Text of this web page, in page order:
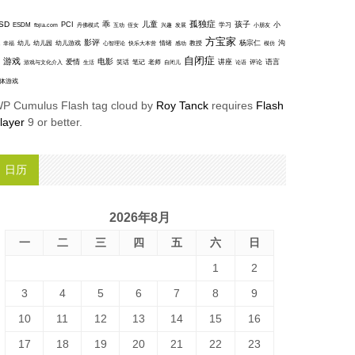
ESDM fbjia.com PCI 丹佛模式 乖 互动 侄女 儿童 兴趣 发展 孤独症 学习 孩子 小朋友 小
幸福 幼儿 幼儿园 幼儿游戏 影评 心智理论 快乐大本营 情绪 感动 教授 方宝家 杨宗仁 模仿 沟
游戏 游戏与文化介入 爱情 生活 电影 笑话 笔记 老师 自闭儿 自闭症 讲座 论语 评论 语言
游戏
Cumulus Flash tag cloud by Roy Tanck requires Flash
9 or better.
日历
2026年8月
一 二 三 四 五 六
日
1
2
3
4 5 6 7 8
9
10
11 12 13 14 15
16
17
18 19 20 21 22
23